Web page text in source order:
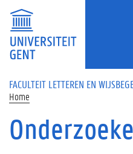
Overslaan en naar de inhoud gaan
FACULTEIT LETTEREN EN
Home